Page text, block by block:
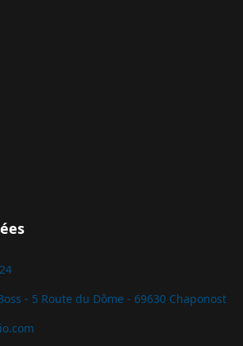
- 5 Route du Dôme - 69630 Chaponost